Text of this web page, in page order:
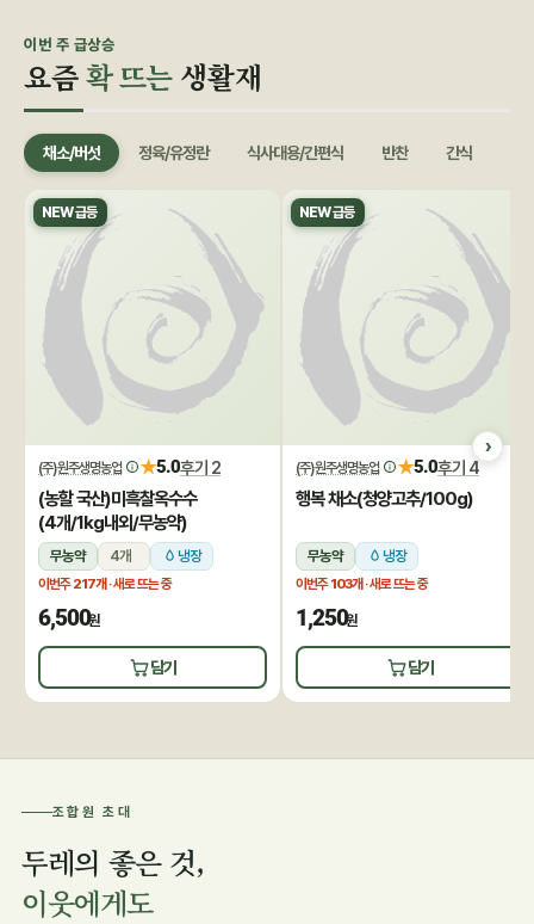
이번 주 급상승
요즘확 뜨는생활재
채소/버섯 정육/유정란 식사대용/간편식 반찬 간식
NEW 급등
(주)원주생명농업 ★5.0후기 2
(농할 국산)미흑찰옥수수
(4개/1kg내외/무농약)
무농약 4개 냉장
이번주217개 · 새로 뜨는 중
6,500원
담기
NEW 급등
(주)원주생명농업 ★5.0후기 4
행복 채소(청양고추/100g)
무농약 냉장
이번주103개 · 새로 뜨는 중
1,250원
담기
조합원 초대
두레의 좋은 것,
이웃에게도